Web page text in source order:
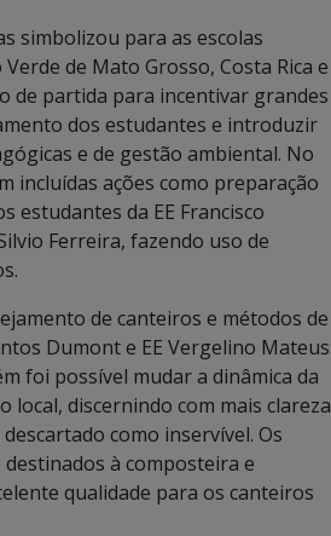
simbolizou para as escolas
de Mato Grosso, Costa Rica e
de partida para incentivar grandes
dos estudantes e introduzir
e de gestão ambiental. No
incluídas ações como preparação
estudantes da EE Francisco
Ferreira, fazendo uso de
de canteiros e métodos de
Dumont e EE Vergelino Mateus
foi possível mudar a dinâmica da
local, discernindo com mais clareza
como inservível. Os
à composteira e
qualidade para os canteiros